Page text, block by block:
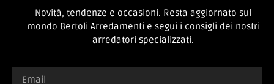
Novità, tendenze e occasioni. Resta aggiornato sul
mondo Bertoli Arredamenti e segui i consigli dei nostri
arredatori specializzati.